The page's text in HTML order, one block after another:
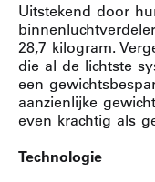
Uitstekend door
28,7 kilogram.
die al de lichtste
een
aanzienlijke
even krachtig als
Technologie